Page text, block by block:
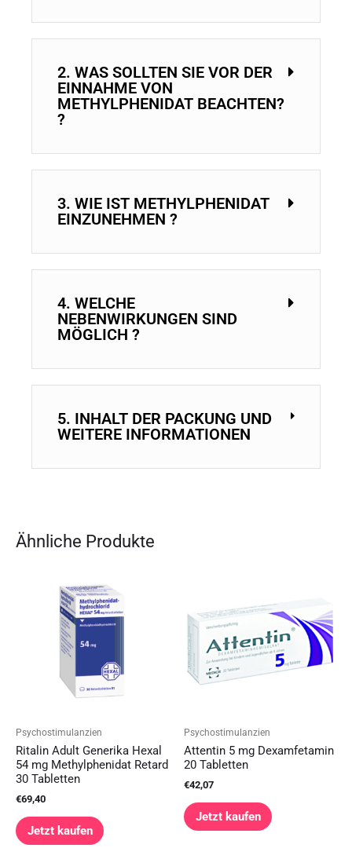
2. WAS SOLLTEN SIE VOR DER
EINNAHME VON
METHYLPHENIDAT BEACHTEN?
?
3. WIE IST METHYLPHENIDAT
EINZUNEHMEN ?
4. WELCHE
NEBENWIRKUNGEN SIND
MÖGLICH ?
5. INHALT DER PACKUNG UND
WEITERE INFORMATIONEN
Ähnliche Produkte
Psychostimulanzien
Ritalin Adult Generika Hexal
54 mg Methylphenidat Retard
30 Tabletten
€69,40
Jetzt kaufen
Psychostimulanzien
Attentin 5 mg Dexamfetamin
20 Tabletten
€42,07
Jetzt kaufen